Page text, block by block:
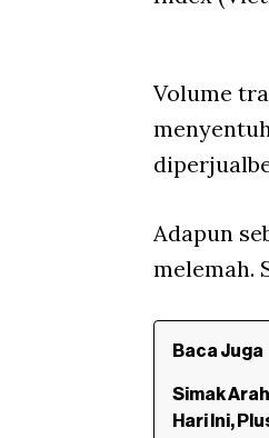
Volume
Adapun
melemah.
Baca Juga
Simak
Hari Ini,